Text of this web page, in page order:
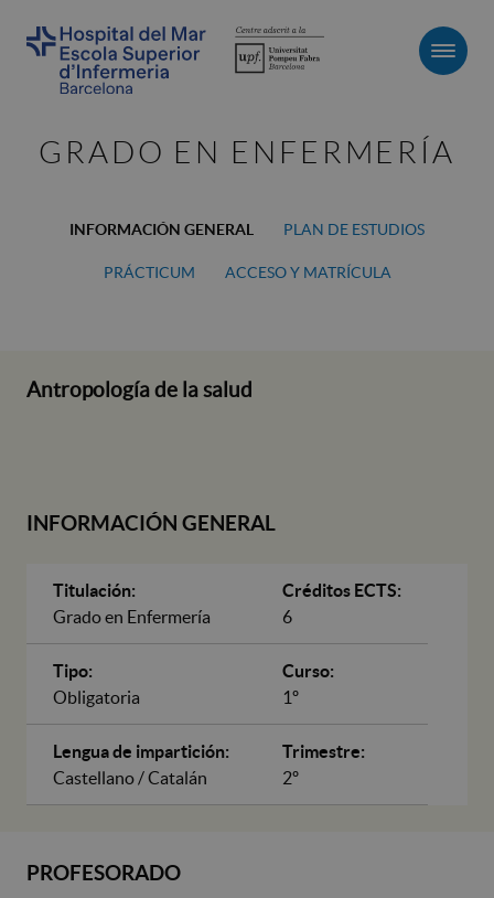
GRADO EN ENFERMERÍA
INFORMACIÓN GENERAL PLAN DE ESTUDIOS
PRÁCTICUM ACCESO Y MATRÍCULA
Antropología de la salud
INFORMACIÓN GENERAL
Titulación:
Grado en Enfermería
Créditos ECTS:
6
Tipo:
Obligatoria
Curso:
1º
Lengua de impartición:
Castellano / Catalán
Trimestre:
2º
PROFESORADO